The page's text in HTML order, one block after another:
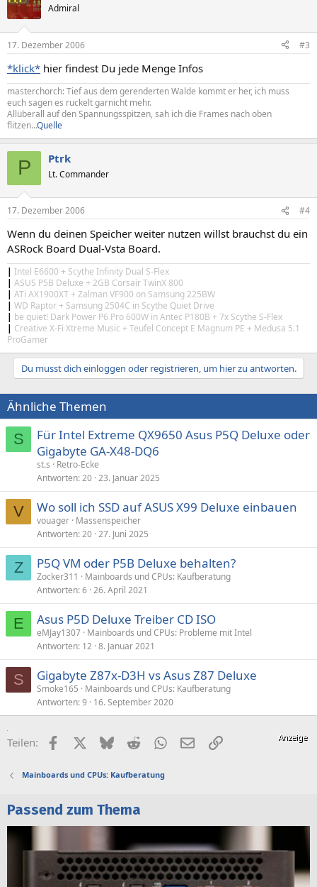
Admiral
17. Dezember 2006 #3
*klick* hier findest Du jede Menge Infos
masterchorch: Tief aus dem gerenderten Walde kommt er her, ich muss
euch sagen es ruckelt garnicht mehr.
Allüberall auf den Spannungsspitzen, sah ich die Frames nach oben
flitzen...Quelle
P Ptrk
Lt. Commander
17. Dezember 2006 #4
Wenn du deinen Speicher weiter nutzen willst brauchst du ein
ASRock Board Dual-Vsta Board.
| Intel E6600 + Scythe Infinity Dual S-Flex
| ASUS P5B Deluxe + 2GB Corsair TwinX 800
| ATi AX1900XT + Zalman VF900 on Samsung 225BW
| WD Raptor + Samsung 2504C in Scythe Quiet Drive
| be quiet! Dark Power P6 Pro 600W in Antec P180B + 7x Scythe S-Flex
| Creative X-Fi Xtreme Music + Teufel Concept E Magnum PE + Medusa 5.1
ProGamer
Du musst dich einloggen oder registrieren, um hier zu antworten.
Ähnliche Themen
S
Für Intel Extreme QX9650 Asus P5Q Deluxe oder
Gigabyte GA-X48-DQ6
st.s
Retro-Ecke
Antworten 20 23. Januar 2025
V Wo soll ich SSD auf ASUS X99 Deluxe einbauen
vouager Massenspeicher
Antworten 20 27. Juni 2025
Z P5Q VM oder P5B Deluxe behalten?
Zocker311
Mainboards und CPUs: Kaufberatung
Antworten 6 26. April 2021
E Asus P5D Deluxe Treiber CD ISO
eMJay1307 Mainboards und CPUs: Probleme mit Intel
Antworten 12 8. Januar 2021
S Gigabyte Z87x-D3H vs Asus Z87 Deluxe
Smoke165
Mainboards und CPUs: Kaufberatung
Antworten 9 16. September 2020
Teilen: FacebookX (Twitter)
BlueskyRedditWhatsApp
E-MailLink
Mainboards und CPUs: Kaufberatung
Passend zum Thema